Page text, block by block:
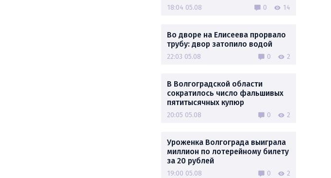
18:04 05.08 0 14
Во дворе на Елисеева прорвало
трубу: двор затопило водой
22:03 05.08 0 2
В Волгоградской области
сократилось число фальшивых
пятитысячных купюр
20:05 05.08 0 2
Уроженка Волгограда выиграла
миллион по лотерейному билету
за 20 рублей
19:00 05.08 0 2